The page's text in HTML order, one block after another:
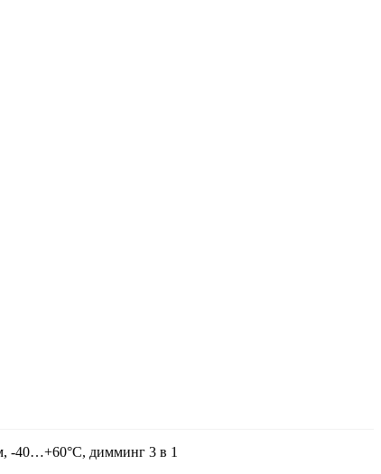
-40…+60°С, димминг 3 в 1